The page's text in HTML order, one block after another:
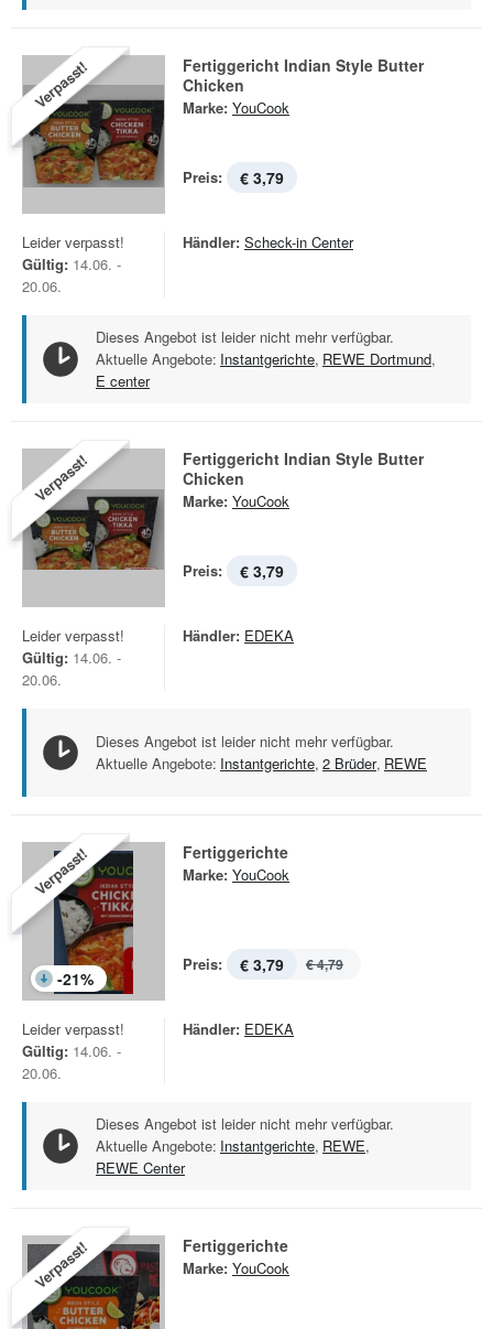
Verpasst!
Fertiggericht Indian Style Butter
Chicken
Marke: YouCook
Preis: € 3,79
Leider verpasst!
Gültig: 14.06. -
20.06.
Händler: Scheck-in Center
Dieses Angebot ist leider nicht mehr verfügbar.
Aktuelle Angebote: Instantgerichte, REWE Dortmund,
E center
Verpasst!
Fertiggericht Indian Style Butter
Chicken
Marke: YouCook
Preis: € 3,79
Leider verpasst!
Gültig: 14.06. -
20.06.
Händler: EDEKA
Dieses Angebot ist leider nicht mehr verfügbar.
Aktuelle Angebote: Instantgerichte, 2 Brüder, REWE
Verpasst!
-21%
Fertiggerichte
Marke: YouCook
Preis: € 3,79 € 4,79
Leider verpasst!
Gültig: 14.06. -
20.06.
Händler: EDEKA
Dieses Angebot ist leider nicht mehr verfügbar.
Aktuelle Angebote: Instantgerichte, REWE,
REWE Center
Verpasst! Fertiggerichte
Marke: YouCook